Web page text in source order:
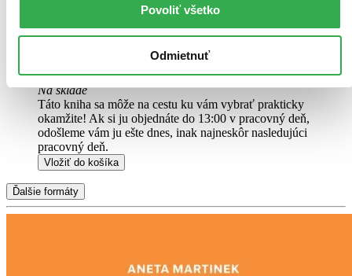
Povoliť všetko
Odmietnuť
Na tejto knihe už síce poznať, že ju niekto
to akokoľvek znižovalo zážitok z jej obsahu. Knihu sme
označili nálepkou, ktorá môže na niektorých obaloch
10,50 €
Na sklade
Táto kniha sa môže na cestu ku vám vybrať prakticky
okamžite! Ak si ju objednáte do 13:00 v pracovný deň,
odošleme vám ju ešte dnes, inak najneskôr nasledujúci
pracovný deň.
Vložiť do košíka
Ďalšie formáty